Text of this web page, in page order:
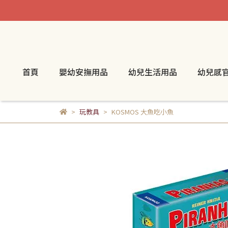
首頁 嬰幼安撫用品 幼兒生活用品 幼兒感
玩教具 KOSMOS 大魚吃小魚